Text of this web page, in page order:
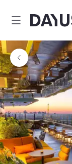
Dayuse